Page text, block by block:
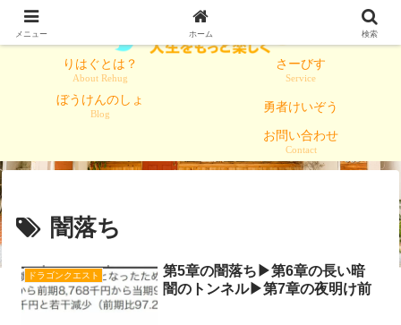
りはぐとは？
About Rehug
さーびす
Service
ぼうけんのしょ
Blog
勇者けいぞう
お問い合わせ
Contact
闇落ち
ドラゴンクエスト
第5章の闇落ち▶第6章の長い暗
闇のトンネル▶第7章の夜明け前
メニュー ホーム 検索